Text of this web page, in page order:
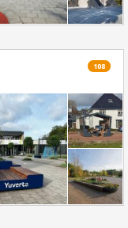
108